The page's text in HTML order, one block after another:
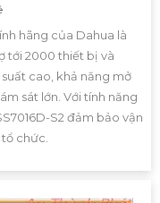
hãng của Dahua là
tới 2000 thiết bị và
cao, khả năng mở
sát lớn. Với tính năng
S2 đảm bảo vận
chức.